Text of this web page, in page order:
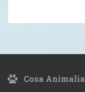
Cosa Animalia